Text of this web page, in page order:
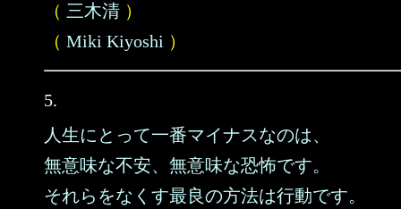
（ 三木清 ）
（ Miki Kiyoshi ）
5.
人生にとって一番マイナスなのは、
無意味な不安、無意味な恐怖です。
それらをなくす最良の方法は行動です。